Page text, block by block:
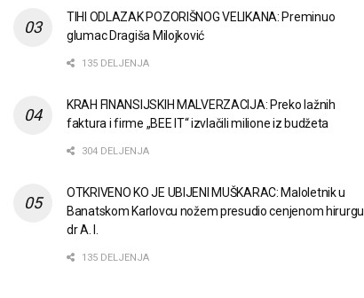
TIHI ODLAZAK POZORIŠNOG VELIKANA: Preminuo
glumac Dragiša Milojković
135 DELJENJA
KRAH FINANSIJSKIH MALVERZACIJA: Preko lažnih
faktura i firme „BEE IT“ izvlačili milione iz budžeta
304 DELJENJA
OTKRIVENO KO JE UBIJENI MUŠKARAC: Maloletnik u
Banatskom Karlovcu nožem presudio cenjenom hirurgu
dr A. I.
135 DELJENJA